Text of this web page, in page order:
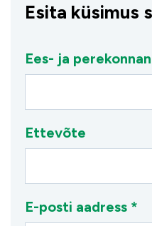
Esita küsimus
Ees- ja
Ettevõte
E-posti aadress *